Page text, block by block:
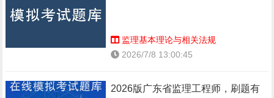
监理基本理论与相关法规
2026/7/8 13:00:45
2026版广东省监理工程师，刷题有